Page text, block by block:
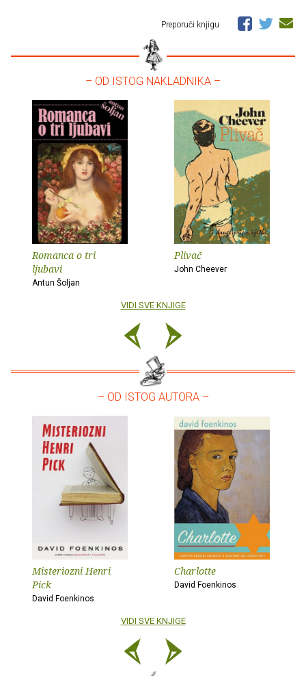
Preporuči knjigu
– OD ISTOG NAKLADNIKA –
Romanca o tri
ljubavi
Antun Šoljan
Plivač
John Cheever
VIDI SVE KNJIGE
– OD ISTOG AUTORA –
Misteriozni Henri
Pick
David Foenkinos
Charlotte
David Foenkinos
VIDI SVE KNJIGE